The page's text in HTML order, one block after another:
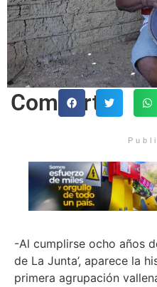
Comparte
-Al cumplirse ocho años
de La Junta’, aparece la
primera agrupación